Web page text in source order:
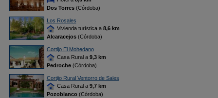
Dos Torres(Córdoba)
Los Rosales
Vivienda turística a 8,6 km
Alcaracejos(Córdoba)
Cortijo El Mohedano
Casa Rural a 9,3 km
Pedroche(Córdoba)
Cortijo Rural Ventorro de Sales
Casa Rural a 9,7 km
Pozoblanco(Córdoba)